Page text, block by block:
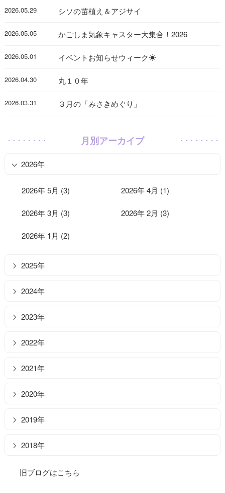
2026.05.29 シソの苗植え＆アジサイ
2026.05.05 かごしま気象キャスター大集合！2026
2026.05.01 イベントお知らせウィーク☀
2026.04.30 丸１０年
2026.03.31 ３月の「みさきめぐり」
月別アーカイブ
2026年
2026年 5月 (3) 2026年 4月 (1)
2026年 3月 (3) 2026年 2月 (3)
2026年 1月 (2)
2025年
2024年
2023年
2022年
2021年
2020年
2019年
2018年
旧ブログはこちら